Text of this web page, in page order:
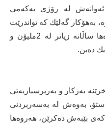
ئەوانەش لە رۆژی یەكەمی
بەهۆكار گەلێك كە تواندرێت
رێگری لەمردنیان بكرێت، هەروەها ساڵانە زیاتر لە 2ملیۆن و
بەركار و بەرپرسیاریەتی
بەوەش لە بەسەربردنی
بێبەش دەكرێن، هەروەها